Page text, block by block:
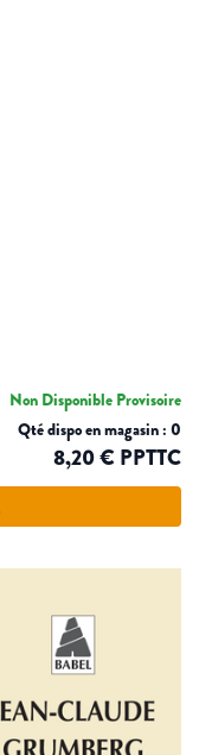
Non Disponible Provisoire
Qté dispo en magasin : 0
8,20 € PPTTC